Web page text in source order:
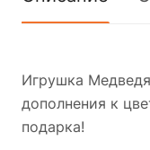
Игрушка
дополнения к
подарка!